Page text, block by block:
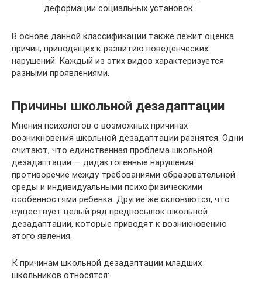
деформации социальных установок.
В основе данной классификации также лежит оценка
причин, приводящих к развитию поведенческих
нарушений. Каждый из этих видов характеризуется
разными проявлениями.
Причины школьной дезадаптации
Мнения психологов о возможных причинах
возникновения школьной дезадаптации разнятся. Одни
считают, что единственная проблема школьной
дезадаптации — дидактогенные нарушения:
противоречие между требованиями образовательной
среды и индивидуальными психофизическими
особенностями ребенка. Другие же склоняются, что
существует целый ряд предпосылок школьной
дезадаптации, которые приводят к возникновению
этого явления.
К причинам школьной дезадаптации младших
школьников относятся: